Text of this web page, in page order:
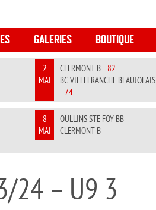
GALERIES BOUTIQUE
2
MAI
CLERMONT B
82
BC VILLEFRANCHE BEAUJOLAIS
74
8
MAI
OULLINS STE FOY BB
CLERMONT B
24 – U9 3